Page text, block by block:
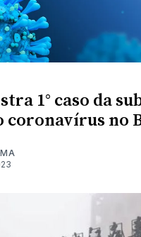
1° caso da
coronavírus no